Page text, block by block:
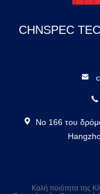
CHNSPEC
Νο 166 του
Καλή ποιότητα της